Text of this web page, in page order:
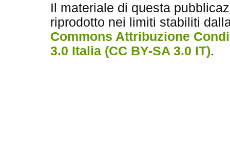
Il materiale di questa
riprodotto nei limiti stabiliti
Commons Attribuzione
3.0 Italia (CC BY-SA 3.0 IT).